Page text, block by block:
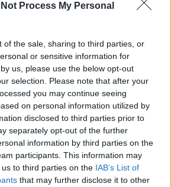
Not Process My Personal
of the sale, sharing to third parties, or
or sensitive information for
us, please use the below opt-out
selection. Please note that after your
you may continue seeing
on personal information utilized by
disclosed to third parties prior to
separately opt-out of the further
information by third parties on the
participants. This information may
to third parties on the IAB’s List of
that may further disclose it to other